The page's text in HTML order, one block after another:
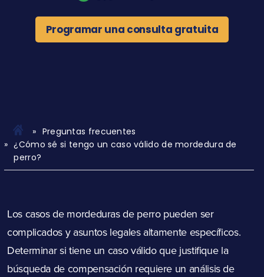
Programar una consulta gratuita
Preguntas frecuentes
¿Cómo sé si tengo un caso válido de mordedura de
perro?
Los casos de mordeduras de perro pueden ser
complicados y asuntos legales altamente específicos.
Determinar si tiene un caso válido que justifique la
búsqueda de compensación requiere un análisis de